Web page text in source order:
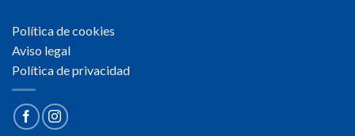
Política de cookies
Aviso legal
Política de privacidad